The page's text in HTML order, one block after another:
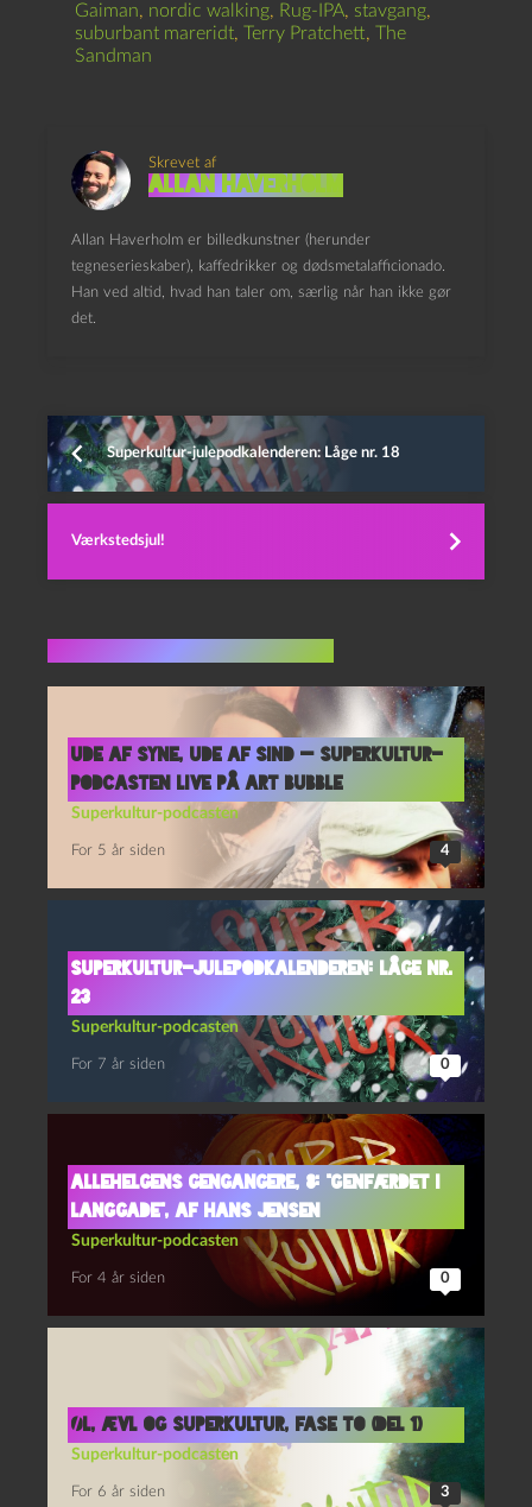
Gaiman, nordic walking, Rug-IPA, stavgang,
suburbant mareridt, Terry Pratchett, The
Sandman
Skrevet af
Allan Haverholm
Allan Haverholm er billedkunstner (herunder
tegneserieskaber), kaffedrikker og dødsmetalafficionado.
Han ved altid, hvad han taler om, særlig når han ikke gør
det.
Superkultur-julepodkalenderen: Låge nr. 18
Værkstedsjul!
Ude af syne, ude af sind — Superkultur-
podcasten live på Art Bubble
Superkultur-podcasten
For 5 år siden 4
Superkultur-julepodkalenderen: Låge nr.
23
Superkultur-podcasten
For 7 år siden 0
Allehelgens gengangere, 8: “Genfærdet i
Langgade”, af Hans Jensen
Superkultur-podcasten
For 4 år siden 0
Øl, Ævl og Superkultur, fase to (del 1)
Superkultur-podcasten
For 6 år siden 3